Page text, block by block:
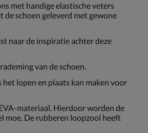
met handige elastische veters
de schoen geleverd met gewone
naar de inspiratie achter deze
van de schoen.
lopen en plaats kan maken voor
materiaal. Hierdoor worden de
moe. De rubberen loopzool heeft